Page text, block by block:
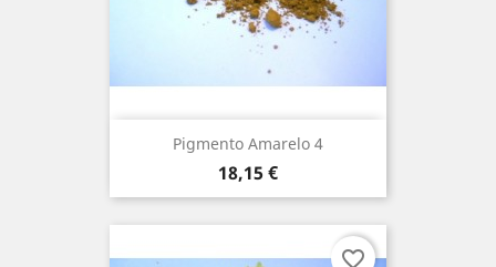
Pigmento Amarelo 4
Preço
18,15 €
favorite_border